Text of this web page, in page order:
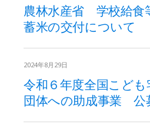
農林水産省 学校給食
蓄米の交付について
2024年8月29日
令和６年度全国こど
団体への助成事業 公